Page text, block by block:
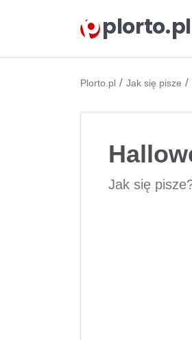
plorto.pl
Plorto.pl / Jak się pisze /
Jak się